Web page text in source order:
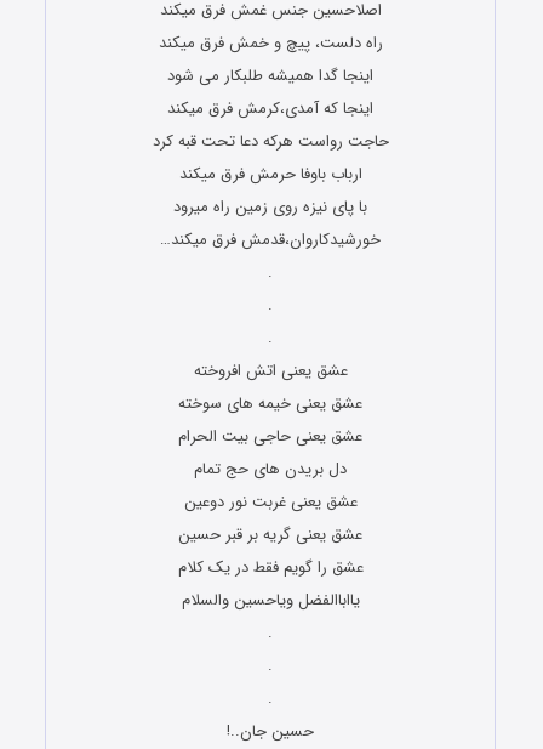
اصلاحسین جنس غمش فرق میکند
راه دلست، پیچ و خمش فرق میکند
اینجا گدا همیشه طلبکار می شود
اینجا که آمدی،کرمش فرق میکند
حاجت رواست هرکه دعا تحت قبه کرد
ارباب باوفا حرمش فرق میکند
با پای نیزه روی زمین راه میرود
خورشیدکاروان،قدمش فرق میکند…
.
.
.
عشق یعنی اتش افروخته
عشق یعنی خیمه های سوخته
عشق یعنی حاجی بیت الحرام
دل بریدن های حج تمام
عشق یعنی غربت نور دوعین
عشق یعنی گریه بر قبر حسین
عشق را گویم فقط در یک کلام
یااباالفضل ویاحسین والسلام
.
.
.
حسین جان..!